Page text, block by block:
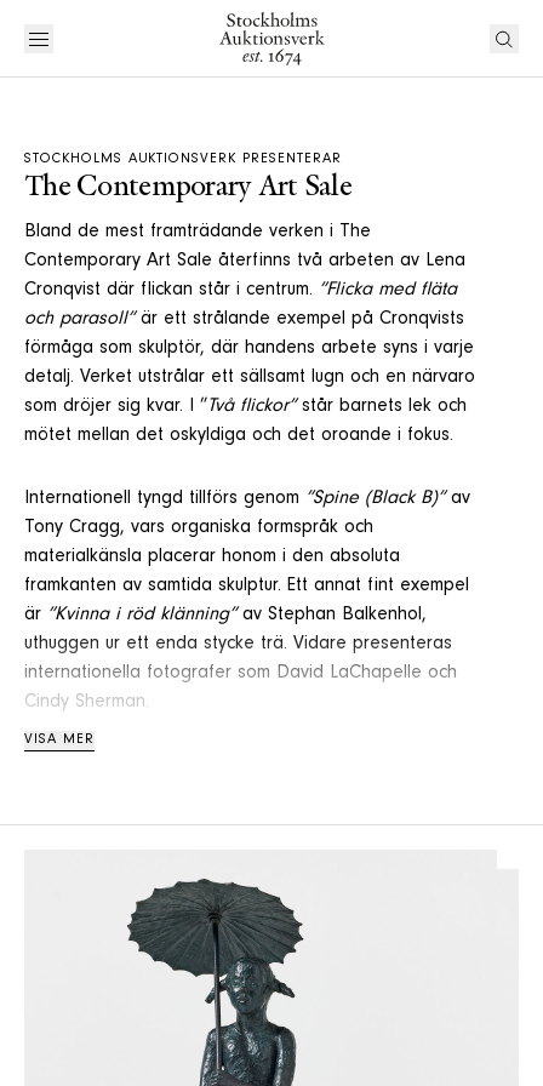
STOCKHOLMS AUKTIONSVERK PRESENTERAR
The Contemporary Art Sale
Bland de mest framträdande verken i The
Contemporary Art Sale återfinns två arbeten av Lena
Cronqvist där flickan står i centrum. ”Flicka med fläta
och parasoll”är ett strålande exempel på Cronqvists
förmåga som skulptör, där handens arbete syns i varje
detalj. Verket utstrålar ett sällsamt lugn och en närvaro
som dröjer sig kvar. I ” Två flickor”står barnets lek och
mötet mellan det oskyldiga och det oroande i fokus.
Internationell tyngd tillförs genom ”Spine (Black B)”av
Tony Cragg, vars organiska formspråk och
materialkänsla placerar honom i den absoluta
framkanten av samtida skulptur. Ett annat fint exempel
är ”Kvinna i röd klänning”av Stephan Balkenhol,
uthuggen ur ett enda stycke trä. Vidare presenteras
internationella fotografer som David LaChapelle och
Cindy Sherman.
1900-talet. I år är det 25 år sedan hans alltför tidiga
karriär – från 1970-talets verk fram till de karakteristiska
röda målningarna från 1990-talet.
”Här slutar allmän väg” av Dan Wolgers fångar med sin
konceptuella skärpa och subtila humor kärnan i Wolgers
konstnärskap. Här möts det vardagliga och det
filosofiska i en form som både roar och väcker
VISA MER